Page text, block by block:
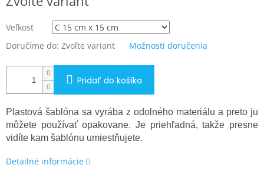
cena:
Veľkosť
Doručíme do: Zvoľte variant Možnosti doručenia
Pridať do košíka
Plastová šablóna sa vyrába z odolného materiálu a preto ju
môžete používať opakovane. Je priehľadná, takže presne
vidíte kam šablónu umiestňujete.
Detailné informácie